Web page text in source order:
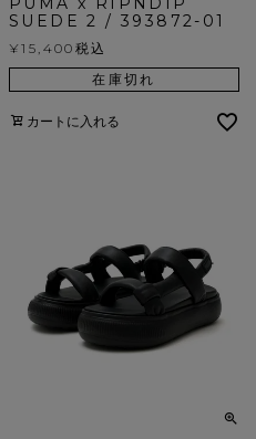
SUEDE 2 / 393872-01
¥15,400 税込
在庫切れ
カートに入れる